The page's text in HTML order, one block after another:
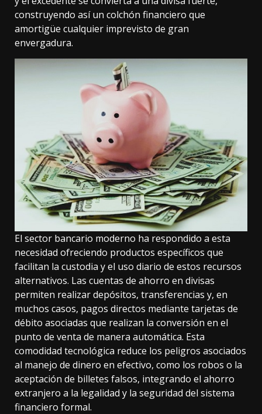
construyendo así un colchón financiero que
amortigüe cualquier imprevisto de gran
envergadura.
El sector bancario moderno ha respondido a esta
necesidad ofreciendo productos específicos que
facilitan la custodia y el uso diario de estos recursos
alternativos. Las cuentas de ahorro en divisas
permiten realizar depósitos, transferencias y, en
muchos casos, pagos directos mediante tarjetas de
débito asociadas que realizan la conversión en el
punto de venta de manera automática. Esta
comodidad tecnológica reduce los peligros asociados
al manejo de dinero en efectivo, como los robos o la
aceptación de billetes falsos, integrando el ahorro
extranjero a la legalidad y la seguridad del sistema
financiero formal.